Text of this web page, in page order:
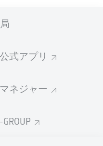
式アプリ
ネジャー
joining us for build-up